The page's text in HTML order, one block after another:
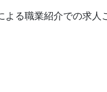
る職業紹介での求人